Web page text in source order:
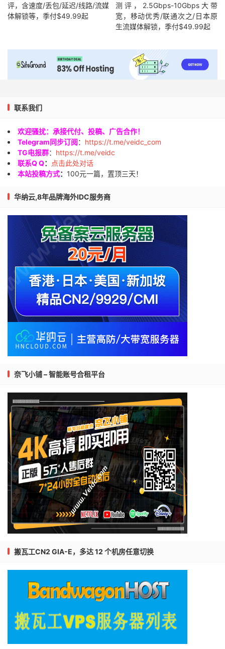
评，含速度/丢包/延迟/线路/流媒
体解锁等，季付$49.99起
测评，2.5Gbps-10Gbps大带
宽，移动优秀/联通次之/日本原
生流媒体解锁，季付$49.99起
联系我们
欢迎骚扰：承接代付、投稿、广告合作！
Telegram同步订阅： https://t.me/veidc_com
TG电报群： https://t.me/veidc
联系Q Q：
点击此处对话
本站投稿方式： 100元一篇，置顶三天！
华纳云,8年品牌海外IDC服务商
奈飞小铺 – 智能账号合租平台
搬瓦工CN2 GIA-E，多达 12 个机房任意切换